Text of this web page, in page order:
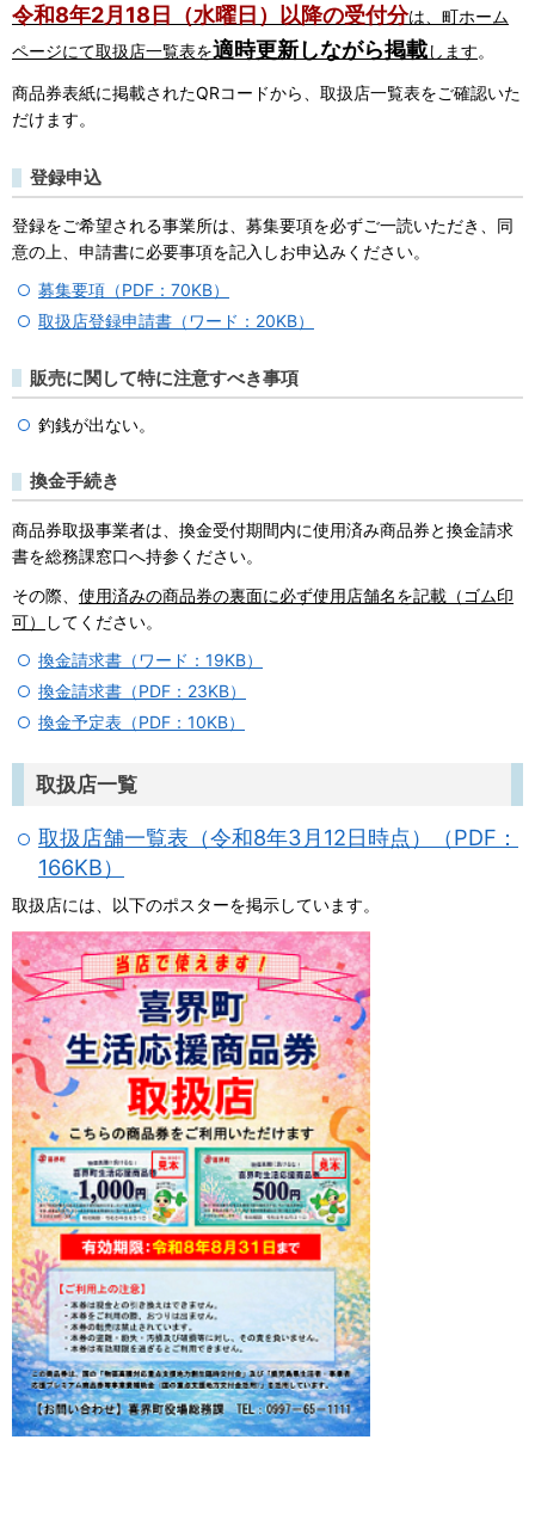
令和8年2月18日（水曜日）以降の受付分は、町ホーム
ページにて取扱店一覧表を適時更新しながら掲載します。
商品券表紙に掲載されたQRコードから、取扱店一覧表をご確認いた
だけます。
登録申込
登録をご希望される事業所は、募集要項を必ずご一読いただき、同
意の上、申請書に必要事項を記入しお申込みください。
募集要項（PDF：70KB）
取扱店登録申請書（ワード：20KB）
販売に関して特に注意すべき事項
釣銭が出ない。
換金手続き
商品券取扱事業者は、換金受付期間内に使用済み商品券と換金請求
書を総務課窓口へ持参ください。
その際、 使用済みの商品券の裏面に必ず使用店舗名を記載（ゴム印
可）
してください。
換金請求書（ワード：19KB）
換金請求書（PDF：23KB）
換金予定表（PDF：10KB）
取扱店一覧
取扱店舗一覧表（令和8年3月12日時点）（PDF：
166KB）
取扱店には、以下のポスターを掲示しています。